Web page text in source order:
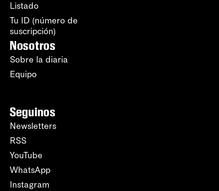
Listado
Tu ID (número de
suscripción)
Nosotros
Sobre la diaria
Equipo
Seguinos
Newsletters
RSS
YouTube
WhatsApp
Instagram